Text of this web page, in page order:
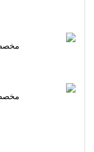
مخصص